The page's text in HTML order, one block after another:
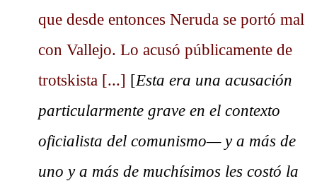
que desde entonces Neruda se portó mal
con Vallejo. Lo acusó públicamente de
trotskista [...] [Esta era una acusación
particularmente grave en el contexto
oficialista del comunismo— y a más de
uno y a más de muchísimos les costó la